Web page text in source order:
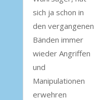
sich ja schon in
den vergangenen
Bänden immer
wieder Angriffen
und
Manipulationen
erwehren